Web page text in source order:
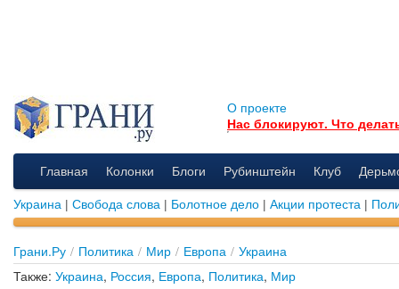
О проекте
Нас блокируют. Что
Главная Колонки Блоги Рубинштейн Клуб
Украина | Свобода слова | Болотное дело | Акции протеста |
Грани.Ру / Политика / Мир / Европа / Украина
Также: Украина, Россия, Европа, Политика, Мир